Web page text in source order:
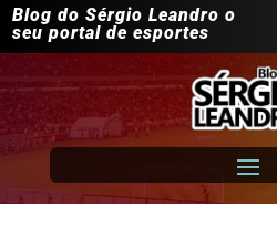
Blog do Sérgio Leandro o
seu portal de esportes